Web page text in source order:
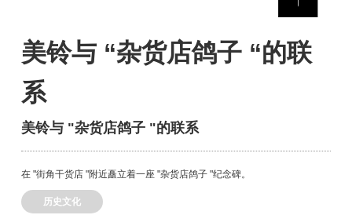
美铃与 “杂货店鸽子 “的联
系
美铃与 "杂货店鸽子 "的联系
在 "街角干货店 "附近矗立着一座 "杂货店鸽子 "纪念碑。
历史文化